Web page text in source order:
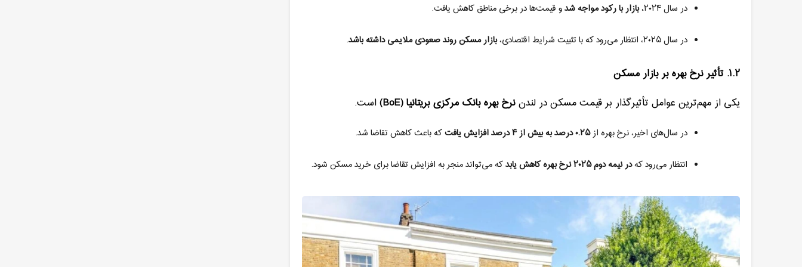
در سال۲۰۲۴،بازار با رکود مواجه شدو قیمت‌ها در برخی مناطق کاهش یافت.
در سال۲۰۲۵، انتظار می‌رود که با تثبیت شرایط اقتصادی،بازار مسکن روند صعودی ملایمی داشته باشد.
۱.۲.تأثیر نرخ بهره بر بازار مسکن
یکی از مهم‌ترین عوامل تأثیرگذار بر قیمت مسکن در لندننرخ بهره بانک مرکزی بریتانیا(BoE) است.
در سال‌های اخیر، نرخ بهره از۰.۲۵درصد به بیش از۴درصد افزایش یافتکه باعث کاهش تقاضا شد.
انتظار می‌رود کهدر نیمه دوم۲۰۲۵نرخ بهره کاهش یابدکه می‌تواند منجر به افزایش تقاضا برای خرید مسکن شود.